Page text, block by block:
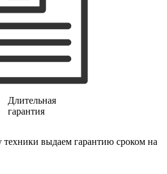
дыма
Длительная
гарантия
техники выдаем гарантию сроком на